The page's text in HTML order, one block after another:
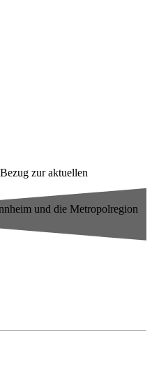
zur aktuellen
und die Metropolregion